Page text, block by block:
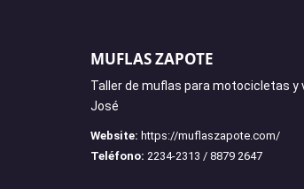
MUFLAS ZAPOTE
Taller de muflas para motocicletas y
José
Website: https://muflaszapote.com/
Teléfono: 2234-2313 / 8879 2647